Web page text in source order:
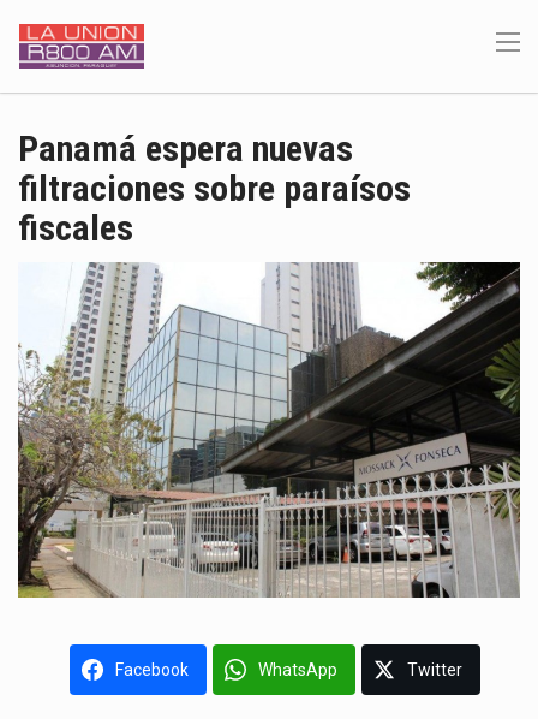
Panamá espera nuevas
filtraciones sobre paraísos
fiscales
Facebook WhatsApp Twitter